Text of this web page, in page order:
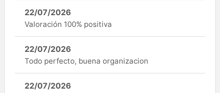
22/07/2026
Valoración 100% positiva
22/07/2026
Todo perfecto, buena organizacion
22/07/2026